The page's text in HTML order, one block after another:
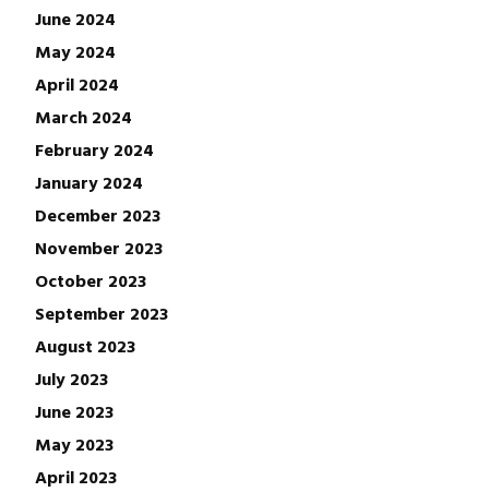
June 2024
May 2024
April 2024
March 2024
February 2024
January 2024
December 2023
November 2023
October 2023
September 2023
August 2023
July 2023
June 2023
May 2023
April 2023